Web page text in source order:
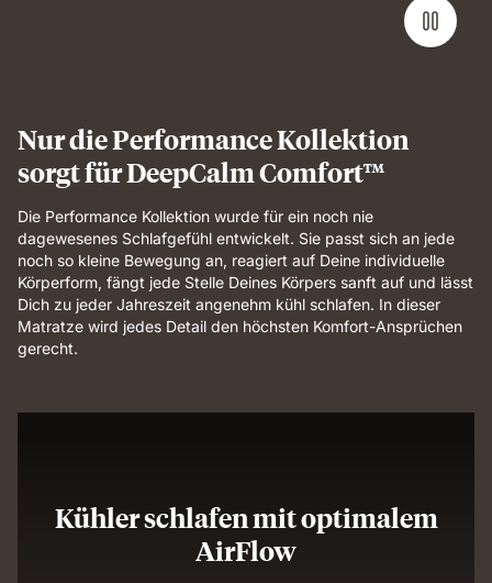
Nur die Performance Kollektion
sorgt für DeepCalm Comfort™
Die Performance Kollektion wurde für ein noch nie
dagewesenes Schlafgefühl entwickelt. Sie passt sich an jede
noch so kleine Bewegung an, reagiert auf Deine individuelle
Körperform, fängt jede Stelle Deines Körpers sanft auf und lässt
Dich zu jeder Jahreszeit angenehm kühl schlafen. In dieser
Matratze wird jedes Detail den höchsten Komfort-Ansprüchen
gerecht.
Kühler schlafen mit optimalem
AirFlow